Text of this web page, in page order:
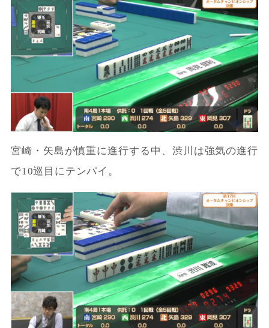
宮崎・矢島が慎重に進行する中、渋川は強気の進行
で10巡目にテンパイ。